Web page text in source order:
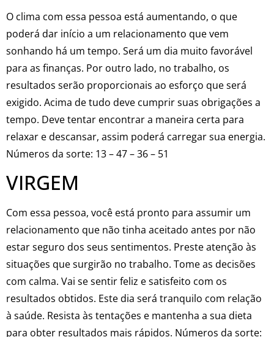
O clima com essa pessoa está aumentando, o que
poderá dar início a um relacionamento que vem
sonhando há um tempo. Será um dia muito favorável
para as finanças. Por outro lado, no trabalho, os
resultados serão proporcionais ao esforço que será
exigido. Acima de tudo deve cumprir suas obrigações a
tempo. Deve tentar encontrar a maneira certa para
relaxar e descansar, assim poderá carregar sua energia.
Números da sorte: 13 – 47 – 36 – 51
VIRGEM
Com essa pessoa, você está pronto para assumir um
relacionamento que não tinha aceitado antes por não
estar seguro dos seus sentimentos. Preste atenção às
situações que surgirão no trabalho. Tome as decisões
com calma. Vai se sentir feliz e satisfeito com os
resultados obtidos. Este dia será tranquilo com relação
à saúde. Resista às tentações e mantenha a sua dieta
para obter resultados mais rápidos. Números da sorte: